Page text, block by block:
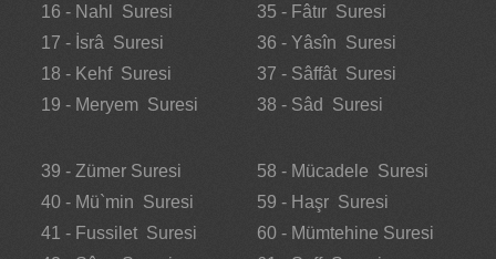
16 - Nahl Suresi
17 - İsrâ Suresi
18 - Kehf Suresi
19 - Meryem Suresi
35 - Fâtır Suresi
36 - Yâsîn Suresi
37 - Sâffât Suresi
38 - Sâd Suresi
39 - Zümer Suresi
40 - Mü`min Suresi
41 - Fussilet Suresi
58 - Mücadele Suresi
59 - Haşr Suresi
60 - Mümtehine Suresi